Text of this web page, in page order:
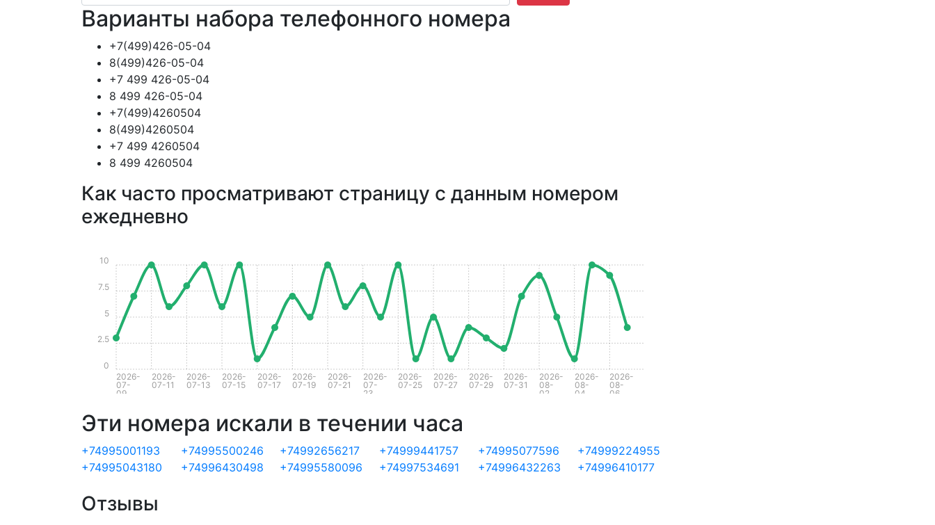
Варианты набора телефонного номера
+7(499)426-05-04
8(499)426-05-04
+7 499 426-05-04
8 499 426-05-04
+7(499)4260504
8(499)4260504
+7 499 4260504
8 499 4260504
Как часто просматривают страницу с данным номером
ежедневно
2026-
07-
09
2026-
07-11
2026-
07-13
2026-
07-15
2026-
07-17
2026-
07-19
2026-
07-21
2026-
07-
23
2026-
07-25
2026-
07-27
2026-
07-29
2026-
07-31
2026-
08-
02
2026-
08-
04
2026-
08-
06
0
2.5
5
7.5
10
Эти номера искали в течении часа
+74995001193 +74995500246 +74992656217 +74999441757 +74995077596
+74999224955
+74995043180
+74996430498 +74995580096 +74997534691 +74996432263 +74996410177
Отзывы